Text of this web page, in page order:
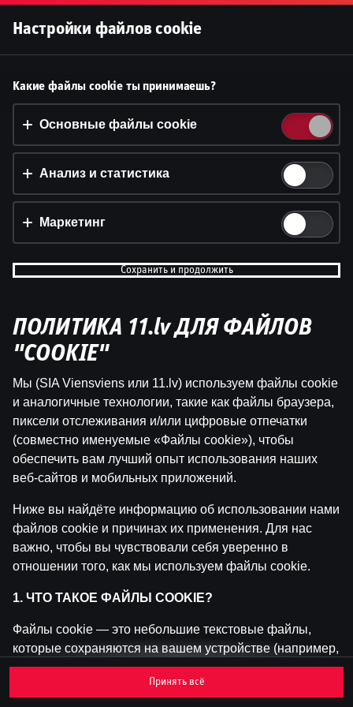
Эта игра недоступна как демо-версия.
Пожалуйста, авторизуйся, чтобы играть в
эту игру на реальные деньги.
Войти
Принять файлы cookie?
На этом веб-сайте используются 3 различных типа
файлов cookie: основные, отслеживающие и
Принять всё
Настройки и информация
Настройки файлов cookie
Какие файлы cookie ты принимаешь?
Основные файлы cookie
Анализ и статистика
Маркетинг
Сохранить и продолжить
ПОЛИТИКА 11.lv ДЛЯ ФАЙЛОВ
"COOKIE"
Мы (SIA Viensviens или 11.lv) используем файлы cookie
и аналогичные технологии, такие как файлы браузера,
пиксели отслеживания и/или цифровые отпечатки
(совместно именуемые «Файлы cookie»), чтобы
обеспечить вам лучший опыт использования наших
веб-сайтов и мобильных приложений.
Ниже вы найдёте информацию об использовании нами
файлов cookie и причинах их применения. Для нас
важно, чтобы вы чувствовали себя уверенно в
отношении того, как мы используем файлы cookie.
1. ЧТО ТАКОЕ ФАЙЛЫ COOKIE?
Файлы cookie — это небольшие текстовые файлы,
которые сохраняются на вашем устройстве (например,
на компьютере, мобильном телефоне или планшете)
при посещении наших веб-сайтов. Размещение
Принять всё